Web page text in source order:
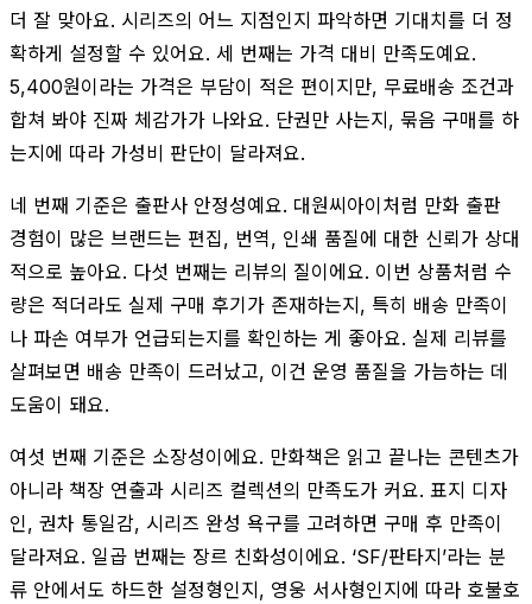
더 잘 맞아요. 시리즈의 어느 지점인지 파악하면 기대치를 더 정
확하게 설정할 수 있어요. 세 번째는 가격 대비 만족도예요.
5,400원이라는 가격은 부담이 적은 편이지만, 무료배송 조건과
합쳐 봐야 진짜 체감가가 나와요. 단권만 사는지, 묶음 구매를 하
는지에 따라 가성비 판단이 달라져요.
네 번째 기준은 출판사 안정성예요. 대원씨아이처럼 만화 출판
경험이 많은 브랜드는 편집, 번역, 인쇄 품질에 대한 신뢰가 상대
적으로 높아요. 다섯 번째는 리뷰의 질이에요. 이번 상품처럼 수
량은 적더라도 실제 구매 후기가 존재하는지, 특히 배송 만족이
나 파손 여부가 언급되는지를 확인하는 게 좋아요. 실제 리뷰를
살펴보면 배송 만족이 드러났고, 이건 운영 품질을 가늠하는 데
도움이 돼요.
여섯 번째 기준은 소장성이에요. 만화책은 읽고 끝나는 콘텐츠가
아니라 책장 연출과 시리즈 컬렉션의 만족도가 커요. 표지 디자
인, 권차 통일감, 시리즈 완성 욕구를 고려하면 구매 후 만족이
달라져요. 일곱 번째는 장르 친화성이에요. ‘SF/판타지’라는 분
류 안에서도 하드한 설정형인지, 영웅 서사형인지에 따라 호불호